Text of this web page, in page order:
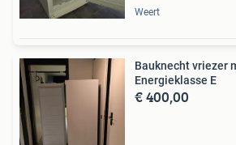
Weert
Bauknecht vriezer
Energieklasse E
€ 400,00